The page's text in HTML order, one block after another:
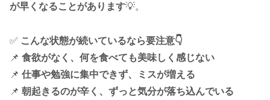
が早くなることがあります💡。
✅ こんな状態が続いているなら要注意👇
📌 食欲がなく、何を食べても美味しく感じない
📌 仕事や勉強に集中できず、ミスが増える
📌 朝起きるのが辛く、ずっと気分が落ち込んでいる